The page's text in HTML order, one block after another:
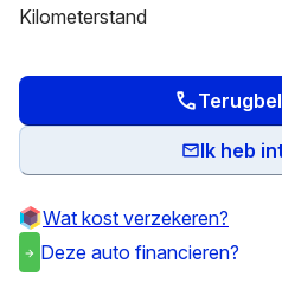
Kilometerstand
Ik heb
Wat kost verzekeren?
Deze auto financieren?